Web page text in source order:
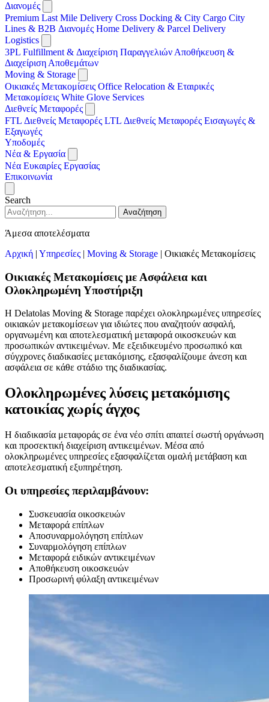
Διανομές
Premium Last Mile Delivery Cross Docking & City Cargo City
Lines & B2B Διανομές Home Delivery & Parcel Delivery
Logistics
3PL Fulfillment & Διαχείριση Παραγγελιών Αποθήκευση &
Διαχείριση Αποθεμάτων
Moving & Storage
Οικιακές Μετακομίσεις Office Relocation & Εταιρικές
Μετακομίσεις White Glove Services
Διεθνείς Μεταφορές
FTL Διεθνείς Μεταφορές LTL Διεθνείς Μεταφορές Εισαγωγές &
Εξαγωγές
Υποδομές
Νέα & Εργασία
Νέα Ευκαιρίες Εργασίας
Επικοινωνία
Search
Αναζήτηση
Άμεσα αποτελέσματα
Αρχική | Υπηρεσίες | Moving & Storage | Οικιακές Μετακομίσεις
Οικιακές Μετακομίσεις με Ασφάλεια και
Ολοκληρωμένη Υποστήριξη
Η Delatolas Moving & Storage παρέχει ολοκληρωμένες υπηρεσίες
οικιακών μετακομίσεων για ιδιώτες που αναζητούν ασφαλή,
οργανωμένη και αποτελεσματική μεταφορά οικοσκευών και
προσωπικών αντικειμένων. Με εξειδικευμένο προσωπικό και
σύγχρονες διαδικασίες μετακόμισης, εξασφαλίζουμε άνεση και
ασφάλεια σε κάθε στάδιο της διαδικασίας.
Ολοκληρωμένες λύσεις μετακόμισης
κατοικίας χωρίς άγχος
Η διαδικασία μεταφοράς σε ένα νέο σπίτι απαιτεί σωστή οργάνωση
και προσεκτική διαχείριση αντικειμένων. Μέσα από
ολοκληρωμένες υπηρεσίες εξασφαλίζεται ομαλή μετάβαση και
αποτελεσματική εξυπηρέτηση.
Οι υπηρεσίες περιλαμβάνουν:
Συσκευασία οικοσκευών
Μεταφορά επίπλων
Αποσυναρμολόγηση επίπλων
Συναρμολόγηση επίπλων
Μεταφορά ειδικών αντικειμένων
Αποθήκευση οικοσκευών
Προσωρινή φύλαξη αντικειμένων